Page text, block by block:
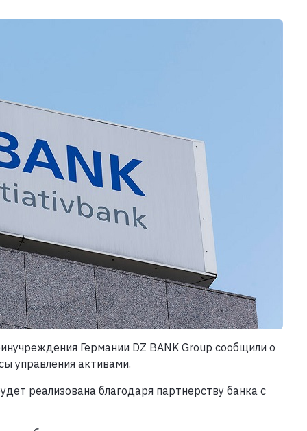
Германии DZ BANK Group сообщили о
управления активами.
реализована благодаря партнерству банка с